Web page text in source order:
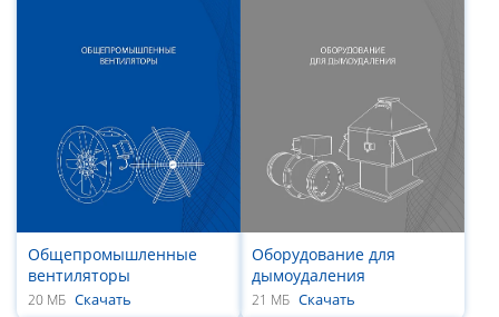
Общепромышленные
вентиляторы
20 МБ Скачать
Оборудование для
дымоудаления
21 МБ Скачать